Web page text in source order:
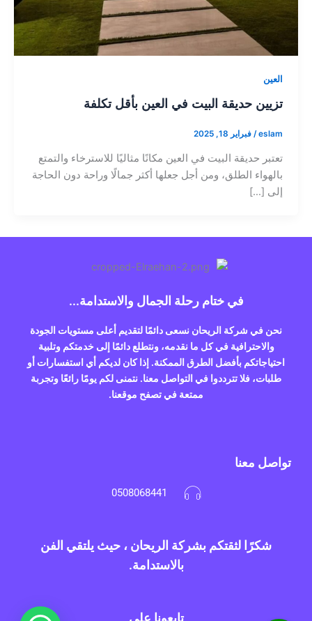
العين
تزيين حديقة البيت في العين بأقل تكلفة
eslam
/ فبراير 18, 2025
تعتبر حديقة البيت في العين مكانًا مثاليًا للاسترخاء والتمتع
بالهواء الطلق، ومن أجل جعلها أكثر جمالًا وراحة دون الحاجة
إلى […]
في ختام رحلة الجمال والاستدامة...
نحن في شركة الريحان نسعى دائمًا لتقديم أعلى مستويات الجودة
والاحترافية في كل ما نقدمه، ونتطلع دائمًا إلى خدمتكم وتلبية
احتياجاتكم بأفضل الطرق الممكنة. إذا كان لديكم أي استفسارات أو
طلبات، فلا تترددوا في التواصل معنا. نتمنى لكم يومًا رائعًا وتجربة
ممتعة في تصفح موقعنا.
تواصل معنا
0508068441
شكرًا لثقتكم بشركة الريحان ، حيث يلتقي الفن
بالاستدامة.
تابعونا علي